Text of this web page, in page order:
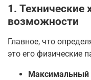
1. Технические
возможности
Главное, что
это его физические
Максимальный